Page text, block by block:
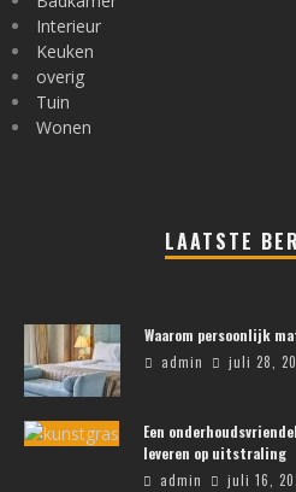
Interieur
Keuken
overig
Tuin
Wonen
LAATSTE
Waarom persoonlijk
admin juli 28,
Een
leveren op uitstraling
admin juli 16,